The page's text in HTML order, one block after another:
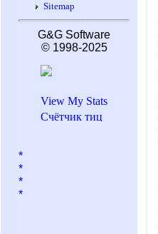
Sitemap
G&G Software
© 1998-2025
View My Stats
*
*
*
*